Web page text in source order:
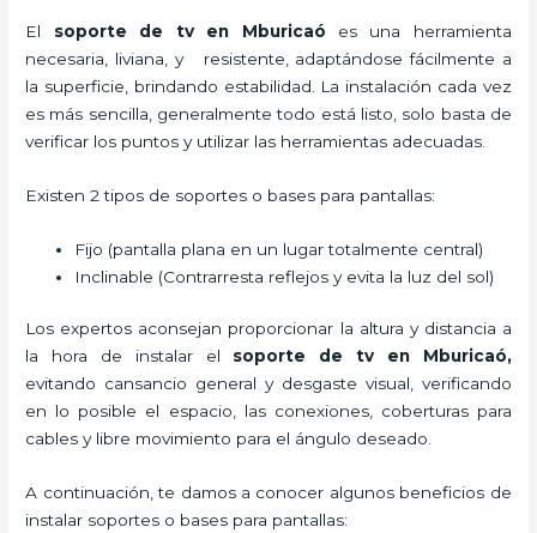
El soporte de tv en Mburicaó es una herramienta
necesaria, liviana, y resistente, adaptándose fácilmente a
la superficie, brindando estabilidad. La instalación cada vez
es más sencilla, generalmente todo está listo, solo basta de
verificar los puntos y utilizar las herramientas adecuadas.
Existen 2 tipos de soportes o bases para pantallas:
Fijo (pantalla plana en un lugar totalmente central)
Inclinable (Contrarresta reflejos y evita la luz del sol)
Los expertos aconsejan proporcionar la altura y distancia a
la hora de instalar el soporte de tv en Mburicaó,
evitando cansancio general y desgaste visual, verificando
en lo posible el espacio, las conexiones, coberturas para
cables y libre movimiento para el ángulo deseado.
A continuación, te damos a conocer algunos beneficios de
instalar soportes o bases para pantallas: